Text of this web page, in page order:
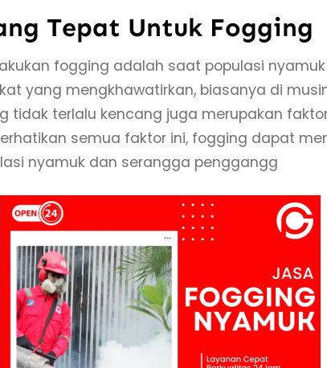
Tepat Untuk Fogging
fogging adalah saat populasi
yang mengkhawatirkan, biasanya di
tidak terlalu kencang juga merupakan
semua faktor ini, fogging dapat
nyamuk dan serangga penggangg